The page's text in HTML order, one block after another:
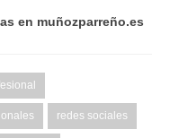
en muñozparreño.es
redes sociales